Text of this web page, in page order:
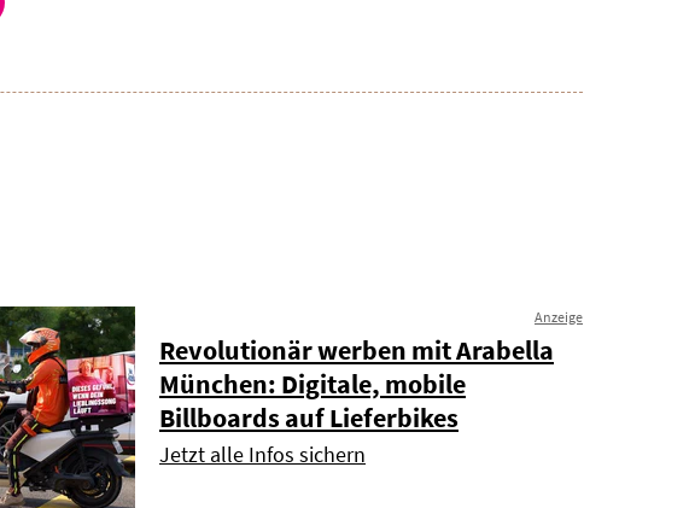
Anzeige
Revolutionär werben mit Arabella
München: Digitale, mobile
Billboards auf Lieferbikes
Jetzt alle Infos sichern